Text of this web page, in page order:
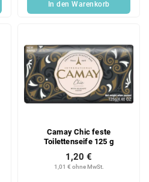
In den Warenkorb
Camay Chic feste
Toilettenseife 125 g
1,01 € ohne MwSt.
1,20 €